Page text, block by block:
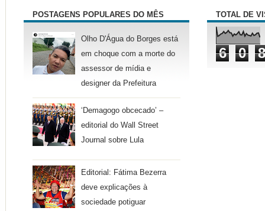
POSTAGENS POPULARES DO MÊS
Olho D'Água do Borges está
em choque com a morte do
assessor de mídia e
designer da Prefeitura
‘Demagogo obcecado’ –
editorial do Wall Street
Journal sobre Lula
Editorial: Fátima Bezerra
deve explicações à
sociedade potiguar
TOTAL DE
6 0 8